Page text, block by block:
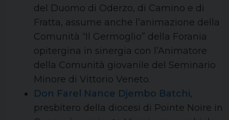
del Duomo di Oderzo, di Camino e di
Fratta, assume anche l’animazione della
Comunità “Il Germoglio” della Forania
opitergina in sinergia con l’Animatore
della Comunità giovanile del Seminario
Minore di Vittorio Veneto.
Don Farel Nance Djembo Batchi,
presbitero della diocesi di Pointe Noire in